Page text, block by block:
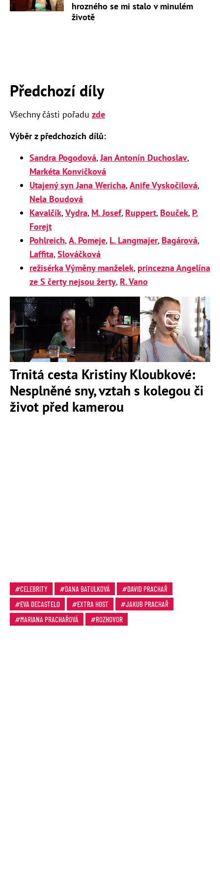
hrozného se mi stalo v minulém
životě
Předchozí díly
Všechny části pořadu zde
Výběr z předchozích dílů:
Sandra Pogodová,Jan Antonín Duchoslav,
Markéta Konvičková
Utajený syn Jana Wericha,Anife Vyskočilová,
Nela Boudová
Kavalčík,Vydra, M. Josef, Ruppert, Bouček, P.
Forejt
Pohlreich,A. Pomeje, L. Langmajer, Bagárová,
Laffita,Slováčková
režisérka Výměny manželek, princezna Angelína
ze S čerty nejsou žerty, R. Vano
Trnitá cesta Kristiny Kloubkové:
Nesplněné sny, vztah s kolegou či
život před kamerou
CELEBRITY DANA BATULKOVÁ
DAVID PRACHAŘ
EVA DECASTELO
EXTRA HOST
JAKUB PRACHAŘ
MARIANA PRACHAŘOVÁ
ROZHOVOR